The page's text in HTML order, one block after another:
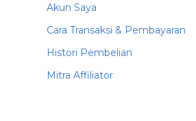
Akun Saya
Cara Transaksi & Pembayaran
Histori Pembelian
Mitra Affiliator